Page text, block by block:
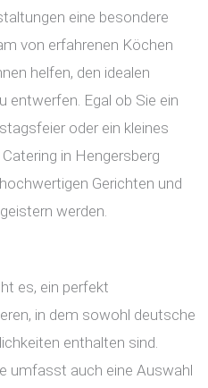
eine besondere
von erfahrenen Köchen
helfen, den idealen
entwerfen. Egal ob Sie ein
oder ein kleines
in Hengersberg
Gerichten und
werden.
es, ein perfekt
in dem sowohl deutsche
enthalten sind.
umfasst auch eine Auswahl